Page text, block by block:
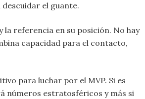
el guante.
la referencia en su posición. No hay
capacidad para el contacto,
para luchar por el MVP. Si es
números estratosféricos y más si